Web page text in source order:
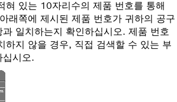
혀 있는 10자리수의 제품 번호를 통해
래쪽에 제시된 제품 번호가 귀하의 공구
일치하는지 확인하십시오. 제품 번호
하지 않을 경우, 직접 검색할 수 있는 부
십시오.